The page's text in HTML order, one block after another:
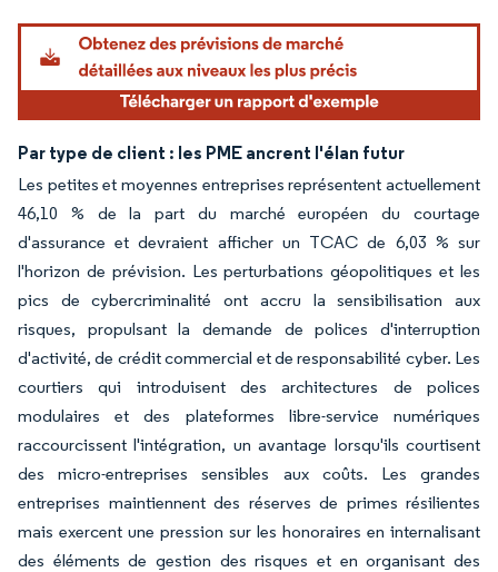
Par type de client : les PME ancrent l'élan futur
Les petites et moyennes entreprises représentent actuellement
46,10 % de la part du marché européen du courtage
d'assurance et devraient afficher un TCAC de 6,03 % sur
l'horizon de prévision. Les perturbations géopolitiques et les
pics de cybercriminalité ont accru la sensibilisation aux
risques, propulsant la demande de polices d'interruption
d'activité, de crédit commercial et de responsabilité cyber. Les
courtiers qui introduisent des architectures de polices
modulaires et des plateformes libre-service numériques
raccourcissent l'intégration, un avantage lorsqu'ils courtisent
des micro-entreprises sensibles aux coûts. Les grandes
entreprises maintiennent des réserves de primes résilientes
mais exercent une pression sur les honoraires en internalisant
des éléments de gestion des risques et en organisant des